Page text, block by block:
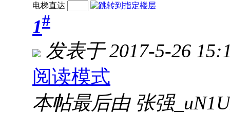
电梯直达
1#
发表于 2017-5-26
阅读模式
本帖最后由 张强